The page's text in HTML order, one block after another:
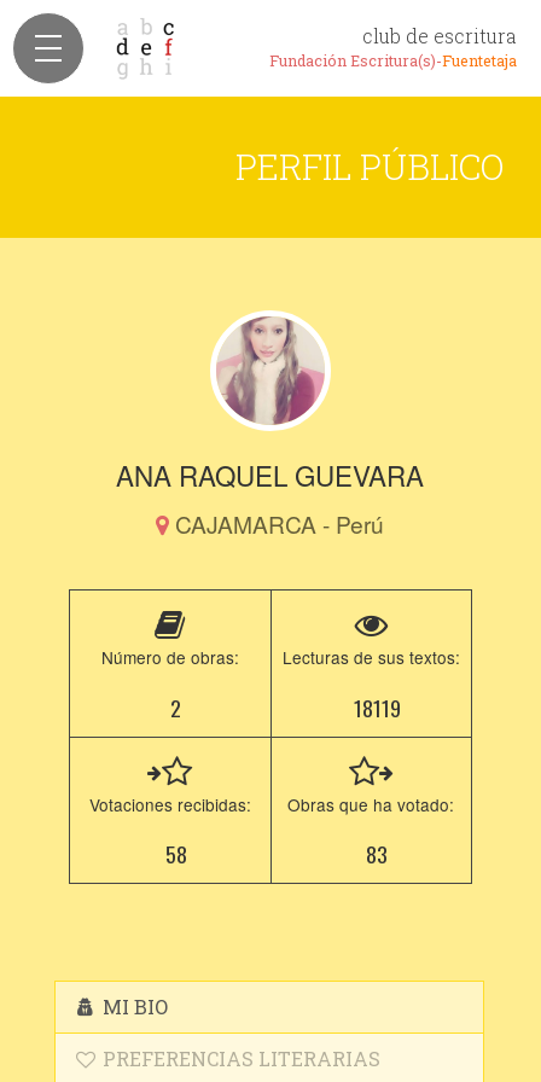
club de escritura
Fundación Escritura(s)-Fuentetaja
PERFIL PÚBLICO
ANA RAQUEL GUEVARA
CAJAMARCA - Perú
Número de obras:
2
Lecturas de sus textos:
18119
Votaciones recibidas:
58
Obras que ha votado:
83
MI BIO
PREFERENCIAS LITERARIAS